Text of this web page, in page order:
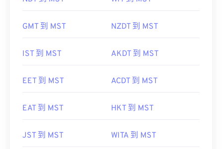
GMT 到 MST NZDT 到 MST
IST 到 MST AKDT 到 MST
EET 到 MST ACDT 到 MST
EAT 到 MST HKT 到 MST
JST 到 MST WITA 到 MST